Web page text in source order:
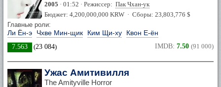
2005 · 01:52 · Режиссер: Пак Чхан-ук
Бюджет: 4,200,000,000 KRW · Сборы: 23,803,776 $
Главные роли:
Ли Ён-э Чхве Мин-щик Ким Щи-ху Квон Е-ён
7.563 (23 084) IMDB: 7.50 (91 000)
Ужас Амитивилля
The Amityville Horror